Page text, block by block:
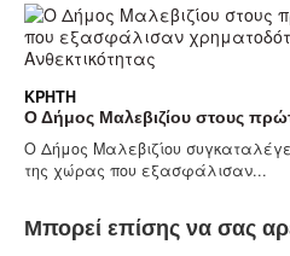
ΚΡΉΤΗ
Ο Δήμος Μαλεβιζίου στους
Ο Δήμος Μαλεβιζίου
της χώρας που εξασφάλισαν...
Μπορεί επίσης να σας